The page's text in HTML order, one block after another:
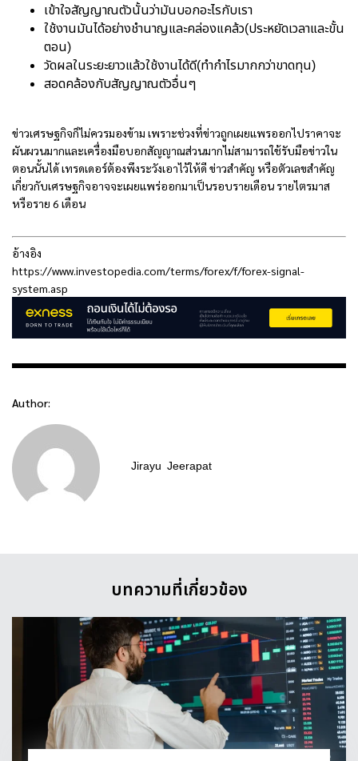
เข้าใจสัญญาณตัวนั้นว่ามันบอกอะไรกับเรา
ใช้งานมันได้อย่างชำนาญและคล่องแคล้ว(ประหยัดเวลาและขั้น
ตอน)
วัดผลในระยะยาวแล้วใช้งานได้ดี(ทำกำไรมากกว่าขาดทุน)
สอดคล้องกับสัญญาณตัวอื่นๆ
ข่าวเศรษฐกิจก็ไม่ควรมองข้าม เพราะช่วงที่ข่าวถูกเผยแพรออกไปราคาจะ
ผันผวนมากและเครื่องมือบอกสัญญาณส่วนมากไม่สามารถใช้รับมือข่าวใน
ตอนนั้นได้ เทรดเดอร์ต้องพึงระวังเอาไว้ให้ดี ข่าวสำคัญ หรือตัวเลขสำคัญ
เกี่ยวกับเศรษฐกิจอาจจะเผยแพร่ออกมาเป็นรอบรายเดือน รายไตรมาส
หรือราย 6 เดือน
อ้างอิง
https://www.investopedia.com/terms/forex/f/forex-signal-
system.asp
Author:
Jirayu Jeerapat
บทความที่เกี่ยวข้อง